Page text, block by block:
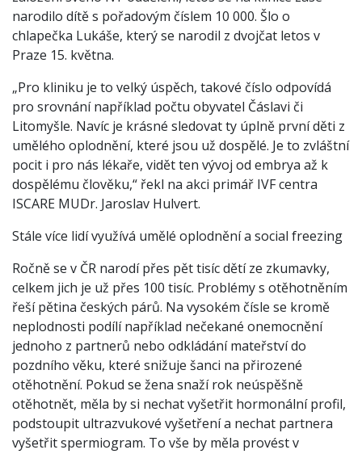
narodilo dítě s pořadovým číslem 10 000. Šlo o
chlapečka Lukáše, který se narodil z dvojčat letos v
Praze 15. května.
„Pro kliniku je to velký úspěch, takové číslo odpovídá
pro srovnání například počtu obyvatel Čáslavi či
Litomyšle. Navíc je krásné sledovat ty úplně první děti z
umělého oplodnění, které jsou už dospělé. Je to zvláštní
pocit i pro nás lékaře, vidět ten vývoj od embrya až k
dospělému člověku,“ řekl na akci primář IVF centra
ISCARE MUDr. Jaroslav Hulvert.
Stále více lidí využívá umělé oplodnění a social freezing
Ročně se v ČR narodí přes pět tisíc dětí ze zkumavky,
celkem jich je už přes 100 tisíc. Problémy s otěhotněním
řeší pětina českých párů. Na vysokém čísle se kromě
neplodnosti podílí například nečekané onemocnění
jednoho z partnerů nebo odkládání mateřství do
pozdního věku, které snižuje šanci na přirozené
otěhotnění. Pokud se žena snaží rok neúspěšně
otěhotnět, měla by si nechat vyšetřit hormonální profil,
podstoupit ultrazvukové vyšetření a nechat partnera
vyšetřit spermiogram. To vše by měla provést v